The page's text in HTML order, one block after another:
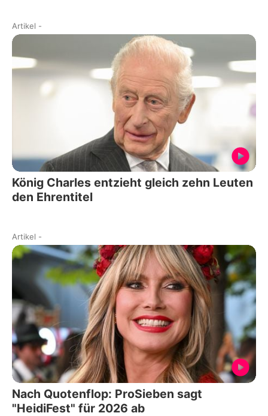
Artikel -
König Charles entzieht gleich zehn Leuten
den Ehrentitel
Artikel -
Nach Quotenflop: ProSieben sagt
"HeidiFest" für 2026 ab